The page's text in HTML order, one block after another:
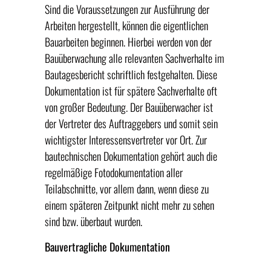
Sind die Voraussetzungen zur Ausführung der
Arbeiten hergestellt, können die eigentlichen
Bauarbeiten beginnen. Hierbei werden von der
Bauüberwachung alle relevanten Sachverhalte im
Bautagesbericht schriftlich festgehalten. Diese
Dokumentation ist für spätere Sachverhalte oft
von großer Bedeutung. Der Bauüberwacher ist
der Vertreter des Auftraggebers und somit sein
wichtigster Interessensvertreter vor Ort. Zur
bautechnischen Dokumentation gehört auch die
regelmäßige Fotodokumentation aller
Teilabschnitte, vor allem dann, wenn diese zu
einem späteren Zeitpunkt nicht mehr zu sehen
sind bzw. überbaut wurden.
Bauvertragliche Dokumentation